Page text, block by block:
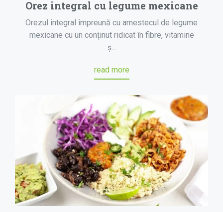
Orez integral cu legume mexicane
Orezul integral împreună cu amestecul de legume
mexicane cu un conținut ridicat în fibre, vitamine
ș...
read more